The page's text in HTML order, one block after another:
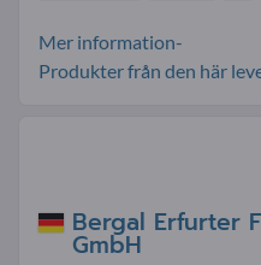
Mer information-
Produkter från den här
Bergal Erfurter
GmbH